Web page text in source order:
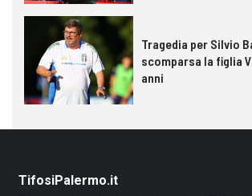
Tragedia per Silvio
scomparsa la figlia
anni
TifosiPalermo.it